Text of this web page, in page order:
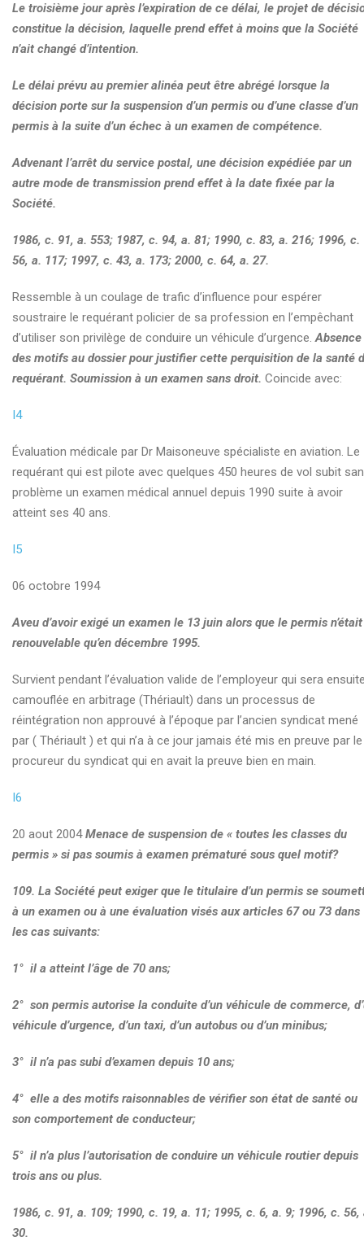
Le troisième jour après l’expiration de ce délai, le projet de
constitue la décision, laquelle prend effet à moins que la Société
n’ait changé d’intention.
Le délai prévu au premier alinéa peut être abrégé lorsque la
décision porte sur la suspension d’un permis ou d’une classe d’un
permis à la suite d’un échec à un examen de compétence.
Advenant l’arrêt du service postal, une décision expédiée par un
autre mode de transmission prend effet à la date fixée par la
Société.
1986, c. 91, a. 553; 1987, c. 94, a. 81; 1990, c. 83, a. 216; 1996, c.
56, a. 117; 1997, c. 43, a. 173; 2000, c. 64, a. 27.
Ressemble à un coulage de trafic d’influence pour espérer
soustraire le requérant policier de sa profession en l’empêchant
d’utiliser son privilège de conduire un véhicule d’urgence.Absence
des motifs au dossier pour justifier cette perquisition de la santé
requérant. Soumission à un examen sans droit. Coincide avec:
I4
Évaluation médicale par Dr Maisoneuve spécialiste en aviation. Le
requérant qui est pilote avec quelques 450 heures de vol subit
problème un examen médical annuel depuis 1990 suite à avoir
atteint ses 40 ans.
I5
06 octobre 1994
Aveu d’avoir exigé un examen le 13 juin alors que le permis n’était
renouvelable qu’en décembre 1995.
Survient pendant l’évaluation valide de l’employeur qui sera
camouflée en arbitrage (Thériault) dans un processus de
réintégration non approuvé à l’époque par l’ancien syndicat mené
par ( Thériault ) et qui n’a à ce jour jamais été mis en preuve par le
procureur du syndicat qui en avait la preuve bien en main.
I6
20 aout 2004Menace de suspension de « toutes les classes du
permis » si pas soumis à examen prématuré sous quel motif?
109. La Société peut exiger que le titulaire d’un permis se
à un examen ou à une évaluation visés aux articles 67 ou 73 dans
les cas suivants:
1° il a atteint l’âge de 70 ans;
2° son permis autorise la conduite d’un véhicule de commerce,
véhicule d’urgence, d’un taxi, d’un autobus ou d’un minibus;
3° il n’a pas subi d’examen depuis 10 ans;
4° elle a des motifs raisonnables de vérifier son état de santé ou
son comportement de conducteur;
5° il n’a plus l’autorisation de conduire un véhicule routier depuis
trois ans ou plus.
1986, c. 91, a. 109; 1990, c. 19, a. 11; 1995, c. 6, a. 9; 1996, c. 56,
30.